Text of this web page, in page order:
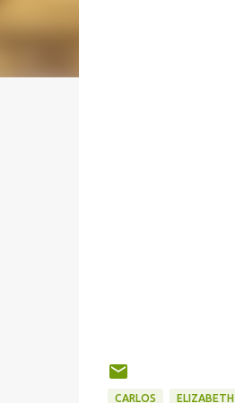
CARLOS ELIZABETH